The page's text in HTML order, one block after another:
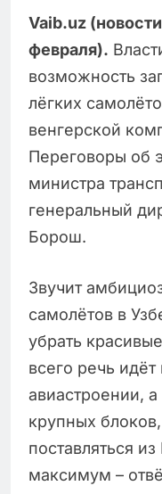
Vaib.uz
февраля).
возможность
лёгких
венгерской
Переговоры об
министра
генеральный
Борош.
Звучит
самолётов в
убрать
всего речь
авиастроении,
крупных
поставляться
максимум –